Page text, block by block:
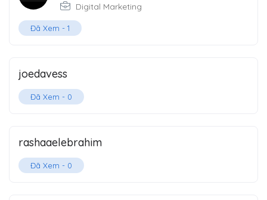
Digital Marketing
Đã Xem - 1
joedavess
Đã Xem - 0
rashaaelebrahim
Đã Xem - 0